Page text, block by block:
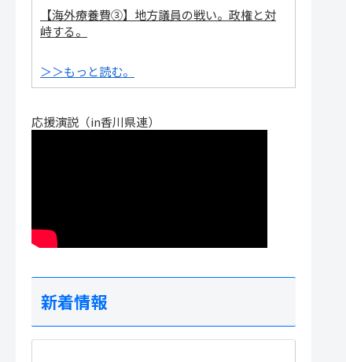
【海外療養費③】地方議員の戦い。政権と対
峙する。
＞＞もっと読む。
応援演説（in香川県連）
新着情報